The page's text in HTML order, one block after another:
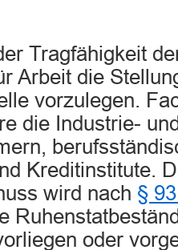
Tragfähigkeit
Arbeit die
vorzulegen.
die Industrie-
Kreditinstitute.
wird nach §
oder